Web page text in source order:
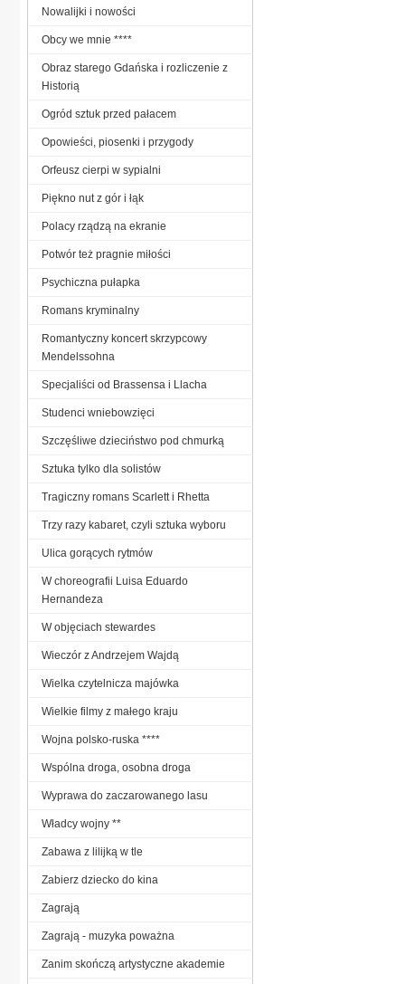
Nowalijki i nowości
Obcy we mnie ****
Obraz starego Gdańska i rozliczenie z
Historią
Ogród sztuk przed pałacem
Opowieści, piosenki i przygody
Orfeusz cierpi w sypialni
Piękno nut z gór i łąk
Polacy rządzą na ekranie
Potwór też pragnie miłości
Psychiczna pułapka
Romans kryminalny
Romantyczny koncert skrzypcowy
Mendelssohna
Specjaliści od Brassensa i Llacha
Studenci wniebowzięci
Szczęśliwe dzieciństwo pod chmurką
Sztuka tylko dla solistów
Tragiczny romans Scarlett i Rhetta
Trzy razy kabaret, czyli sztuka wyboru
Ulica gorących rytmów
W choreografii Luisa Eduardo
Hernandeza
W objęciach stewardes
Wieczór z Andrzejem Wajdą
Wielka czytelnicza majówka
Wielkie filmy z małego kraju
Wojna polsko-ruska ****
Wspólna droga, osobna droga
Wyprawa do zaczarowanego lasu
Władcy wojny **
Zabawa z lilijką w tle
Zabierz dziecko do kina
Zagrają
Zagrają - muzyka poważna
Zanim skończą artystyczne akademie